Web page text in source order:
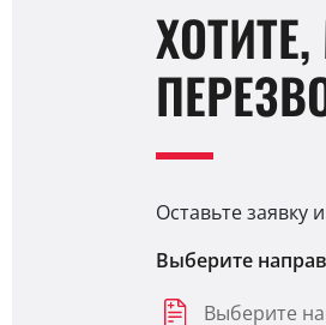
Оставьте
Выберите
Выберите